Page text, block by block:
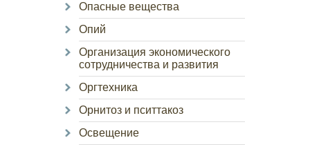
Опасные вещества
Опий
Организация экономического
сотрудничества и развития
Оргтехника
Орнитоз и пситтакоз
Освещение